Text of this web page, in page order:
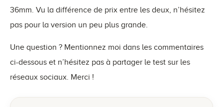
36mm. Vu la différence de prix entre les deux, n’hésitez
pas pour la version un peu plus grande.
Une question ? Mentionnez moi dans les commentaires
ci-dessous et n’hésitez pas à partager le test sur les
réseaux sociaux. Merci !